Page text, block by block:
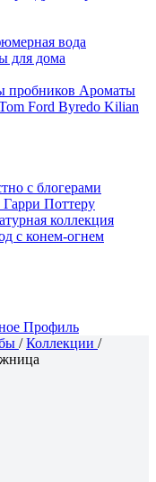
вода
для дома
пробников Ароматы
Ford Byredo Kilian
с блогерами
Поттеру
коллекция
с конем-огнем
Профиль
/Коллекции /